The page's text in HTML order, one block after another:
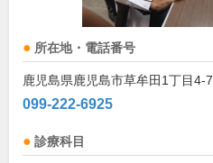
所在地・電話番号
鹿児島県鹿児島市草牟田1丁目4-7
099-222-6925
診療科目